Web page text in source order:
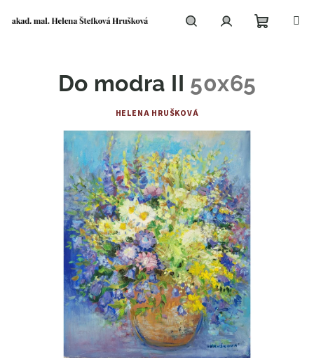
Do modra II 50x65
HELENA HRUŠKOVÁ